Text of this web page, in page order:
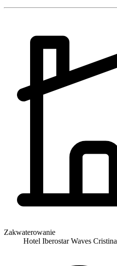
Zakwaterowanie
Hotel Iberostar Waves Cristina